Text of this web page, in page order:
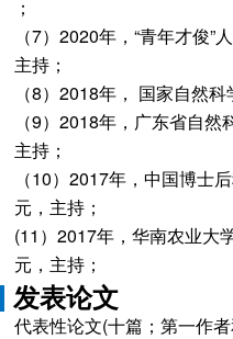
（7）2020年，“青年才俊”
主持；
（8）2018年， 国家自然
（9）2018年，广东省自
主持；
（10）2017年，中国博士
元，主持；
(11）2017年，华南农业大
元，主持；
发表论文
代表性论文(十篇；第一作者